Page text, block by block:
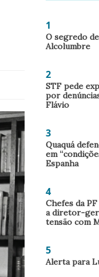
1
O segredo
Alcolumbre
2
STF pede
por
Flávio
3
Quaquá
em
Espanha
4
Chefes da
a diretor-
tensão com
5
Alerta para